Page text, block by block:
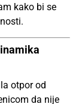
kako bi se
otpor od
da nije